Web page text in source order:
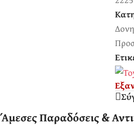
Άμεσες Παραδόσεις &